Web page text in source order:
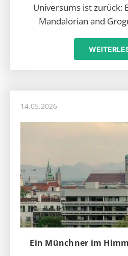
Universums ist zurück:
Mandalorian and
14.05.2026
Ein Münchner im